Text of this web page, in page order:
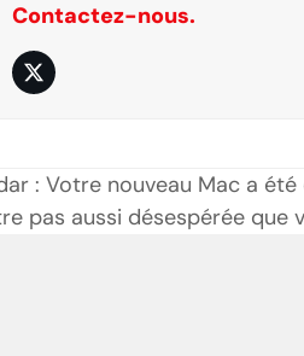
Contactez-nous.
Twitter
: Votre nouveau Mac a
pas aussi désespérée que